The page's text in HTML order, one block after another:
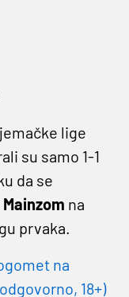
lige
su samo 1-1
da se
Mainzom na
prvaka.
na
18+)